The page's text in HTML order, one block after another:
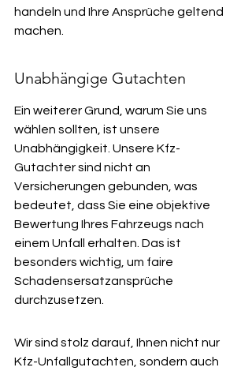
handeln und Ihre Ansprüche geltend
machen.
Unabhängige Gutachten
Ein weiterer Grund, warum Sie uns
wählen sollten, ist unsere
Unabhängigkeit. Unsere Kfz-
Gutachter sind nicht an
Versicherungen gebunden, was
bedeutet, dass Sie eine objektive
Bewertung Ihres Fahrzeugs nach
einem Unfall erhalten. Das ist
besonders wichtig, um faire
Schadensersatzansprüche
durchzusetzen.
Wir sind stolz darauf, Ihnen nicht nur
Kfz-Unfallgutachten, sondern auch